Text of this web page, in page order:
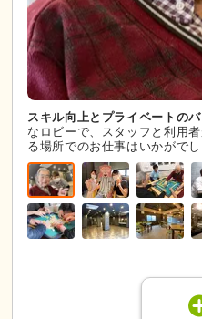
スキル向上とプライベートの
なロビーで、スタッフと利用
る場所でのお仕事はいかがでし